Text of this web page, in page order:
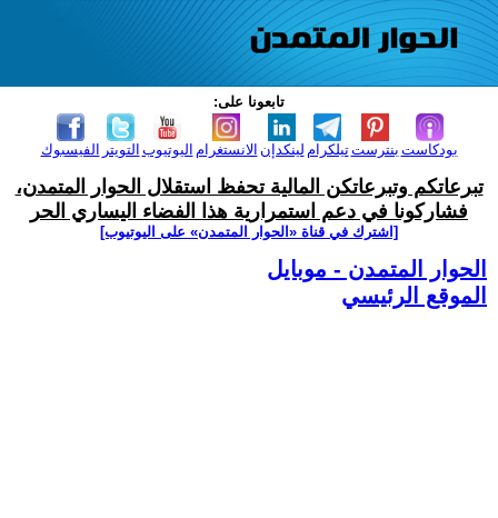
تابعونا على:
الفيسبوك التويتر اليوتيوب الانستغرام لينكدإن تيلكرامبنترست بودكاست
تبرعاتكم وتبرعاتكن المالية تحفظ استقلال الحوار المتمدن،
فشاركونا في دعم استمرارية هذا الفضاء اليساري الحر
[اشترك في قناة ‫«الحوار المتمدن» على اليوتيوب]
الحوار المتمدن - موبايل
الموقع الرئيسي